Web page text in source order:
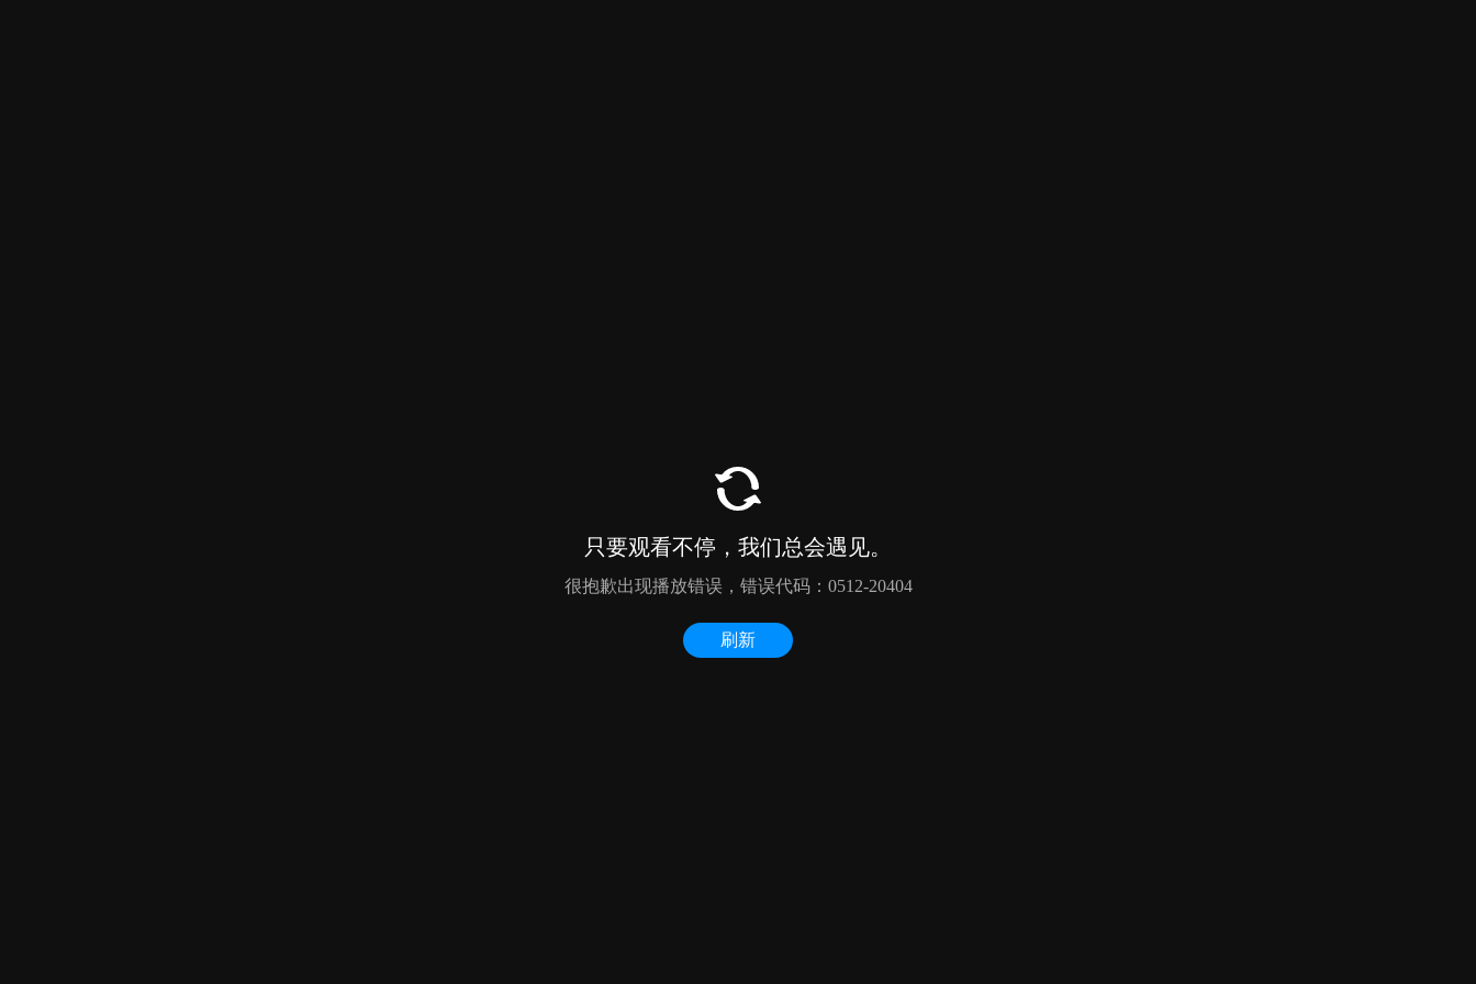
只要观看不停，我们总会遇见。
很抱歉出现播放错误，错误代码：0512-20404
刷新